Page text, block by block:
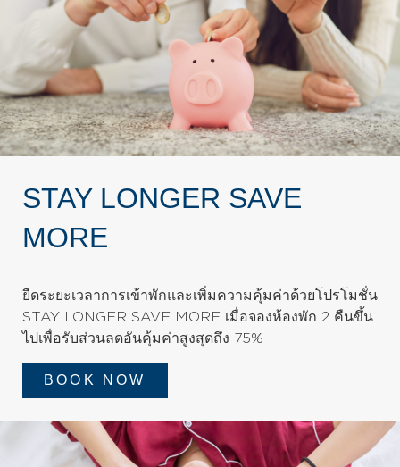
STAY LONGER SAVE
MORE
ยืดระยะเวลาการเข้าพักและเพิ่มความคุ้มค่าด้วยโปรโมชั่น
STAY LONGER SAVE MORE เมื่อจองห้องพัก 2 คืนขึ้น
ไปเพื่อรับส่วนลดอันคุ้มค่าสูงสุดถึง 75%
BOOK NOW